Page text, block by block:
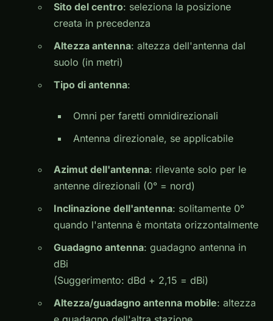
Sito del centro: seleziona la posizione
creata in precedenza
Altezza antenna: altezza dell'antenna dal
suolo (in metri)
Tipo di antenna:
Omni per faretti omnidirezionali
Antenna direzionale, se applicabile
Azimut dell'antenna: rilevante solo per le
antenne direzionali (0° = nord)
Inclinazione dell'antenna: solitamente 0°
quando l'antenna è montata orizzontalmente
Guadagno antenna: guadagno antenna in
dBi
(Suggerimento: dBd + 2,15 = dBi)
Altezza/guadagno antenna mobile: altezza